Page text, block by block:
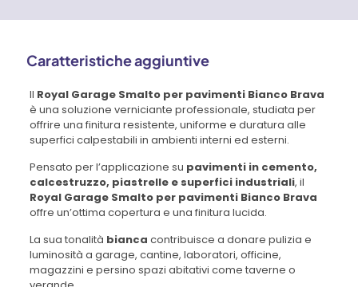
Caratteristiche aggiuntive
Il Royal Garage Smalto per pavimenti Bianco Brava
è una soluzione verniciante professionale, studiata per
offrire una finitura resistente, uniforme e duratura alle
superfici calpestabili in ambienti interni ed esterni.
Pensato per l’applicazione su pavimenti in cemento,
calcestruzzo, piastrelle e superfici industriali, il
Royal Garage Smalto per pavimenti Bianco Brava
offre un’ottima copertura e una finitura lucida.
La sua tonalità bianca contribuisce a donare pulizia e
luminosità a garage, cantine, laboratori, officine,
magazzini e persino spazi abitativi come taverne o